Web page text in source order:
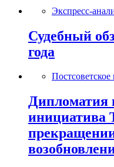
Экспресс-
Судебный
года
Постсоветское
Дипломатия
инициатива